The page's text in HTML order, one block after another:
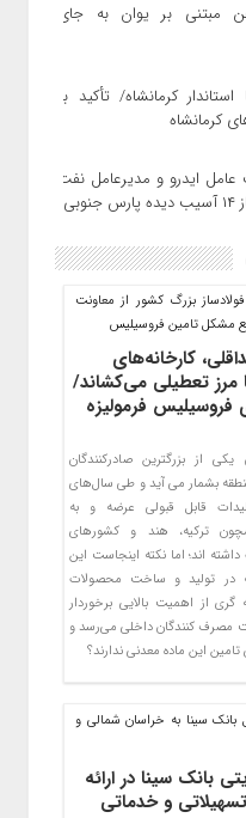
مبتنی بر یوان به جای
کرمانشاه/ تأکید بر
کرمانشاه
ایدرو و مدیرعامل نفت
درخواست 5 فولادساز بزرگ کشور از معاونت
مشکل تامین فروسیلیس
کارخانه‌های
مرز تعطیلی می‌کشاند/
فروسیلیس فرمولیزه
یکی از بزرگترین صادرکنندگان
بشمار می آید و طی سال‌های
قابل قبولی عرضه و به
ترکیه، هند و کشورهای
اند؛ اما نکته اینجاست این
در تولید و ساخت محصولات
گری از اهمیت بالایی برخوردار
مصرف کنندگان داخلی می‌رسد و
این ماده معدنی ندارند؟
بانک سینا به خراسان شمالی و
بانک سینا در ارائه
و خدماتی